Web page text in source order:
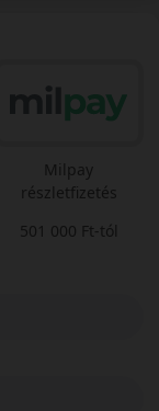
Milpay
részletfizetés
501 000 Ft-tól